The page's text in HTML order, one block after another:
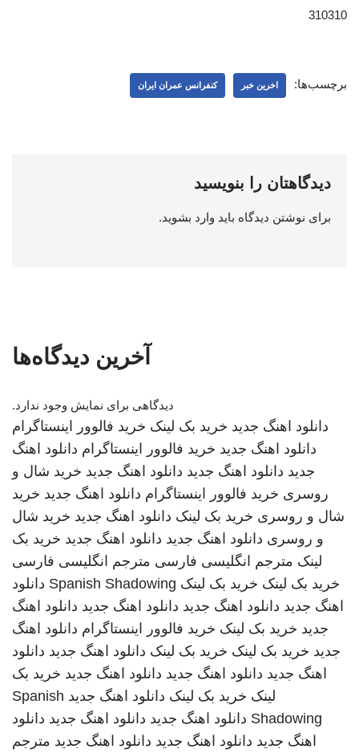
310310
برچسب‌ها: اخرین خبر کنفرانس عمران ایران
دیدگاهتان را بنویسید
برای نوشتن دیدگاه باید وارد بشوید.
آخرین دیدگاه‌ها
دیدگاهی برای نمایش وجود ندارد.
دانلود اهنگ جدید خرید بک لینک خرید فالوور اینستاگرام
دانلود اهنگ جدید خرید فالوور اینستاگرام دانلود اهنگ
جدید دانلود اهنگ جدید دانلود اهنگ جدید خرید شال و
روسری خرید فالوور اینستاگرام دانلود اهنگ جدید خرید
شال و روسری خرید بک لینک دانلود اهنگ جدید خرید شال
و روسری دانلود اهنگ جدید دانلود اهنگ جدید خرید بک
لینک مترجم انگلیسی فارسی مترجم انگلیسی فارسی
خرید بک لینک خرید بک لینک Spanish Shadowing دانلود
اهنگ جدید دانلود اهنگ جدید دانلود اهنگ جدید دانلود اهنگ
جدید خرید بک لینک خرید فالوور اینستاگرام دانلود اهنگ
جدید خرید بک لینک خرید بک لینک دانلود اهنگ جدید دانلود
اهنگ جدید دانلود اهنگ جدید دانلود اهنگ جدید خرید بک
لینک خرید بک لینک دانلود اهنگ جدید Spanish
Shadowing دانلود اهنگ جدید دانلود اهنگ جدید دانلود
اهنگ جدید دانلود اهنگ جدید دانلود اهنگ جدید مترجم